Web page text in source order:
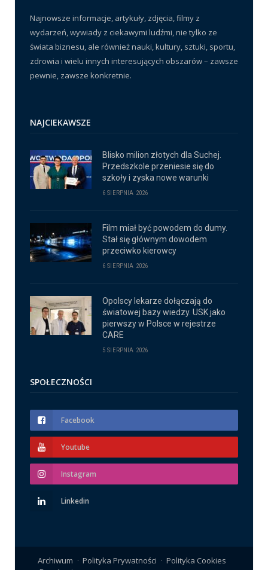
Najnowsze informacje, artykuły, zdjęcia, filmy z
wydarzeń, wywiady z ciekawymi ludźmi, nie tylko ze
świata biznesu, ale również nauki, kultury, sztuki, sportu,
zdrowia i wielu innych interesujących obszarów – zawsze
pewnie, zawsze konkretnie.
NAJCIEKAWSZE
Blisko milion złotych dla Suchej.
Przedszkole przeniesie się do
szkoły i zyska nowe warunki
6 SIERPNIA 2026
Film miał być powodem do dumy.
Stał się głównym dowodem
przeciwko kierowcy
6 SIERPNIA 2026
Opolscy lekarze dołączają do
światowej bazy wiedzy. USK jako
pierwszy w Polsce w rejestrze
CARE
5 SIERPNIA 2026
SPOŁECZNOŚCI
Facebook
Youtube
Instagram
Linkedin
Archiwum Polityka Prywatności
Polityka Cookies